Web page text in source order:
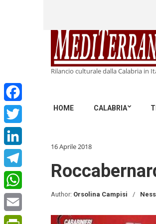
Rilancio culturale dalla Calabria in
HOME CALABRIA
Facebook
Twitter
LinkedIn
Telegram
WhatsApp
Email
16 Aprile 2018
Author: Orsolina Campisi